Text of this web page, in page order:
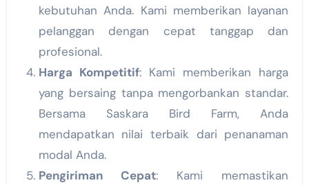
kebutuhan Anda. Kami memberikan layanan
pelanggan dengan cepat tanggap dan
profesional.
Harga Kompetitif: Kami memberikan harga
yang bersaing tanpa mengorbankan standar.
Bersama Saskara Bird Farm, Anda
mendapatkan nilai terbaik dari penanaman
modal Anda.
Pengiriman Cepat: Kami memastikan